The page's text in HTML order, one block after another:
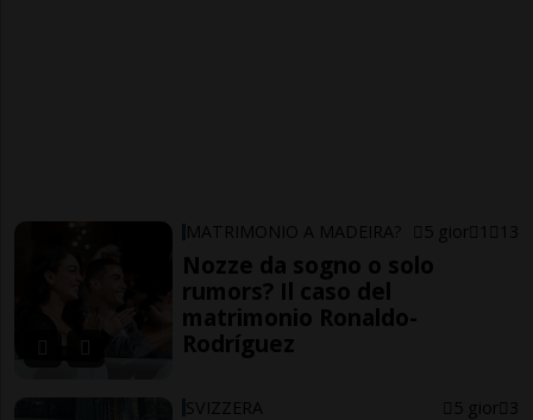
MATRIMONIO A MADEIRA? 5 gior 1 13
Nozze da sogno o solo
rumors? Il caso del
matrimonio Ronaldo-
Rodríguez
SVIZZERA 5 gior 3